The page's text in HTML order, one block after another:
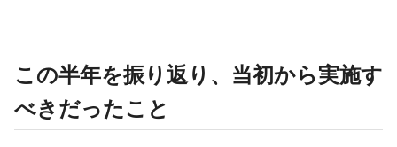
この半年を振り返り、当初から実施す
べきだったこと